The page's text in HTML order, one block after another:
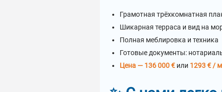
Грамотная трёхкомнатная
Шикарная терраса и вид на
Полная меблировка и техника
Готовые документы:
Цена — 136 000 € или 1293 € /